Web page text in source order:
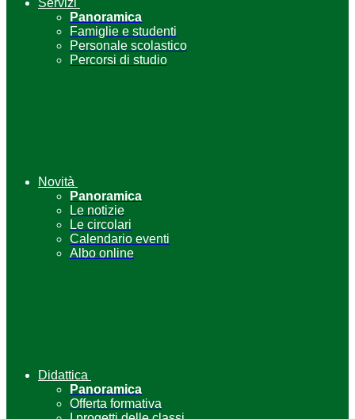
Servizi
Panoramica
Famiglie e studenti
Personale scolastico
Percorsi di studio
Novità
Panoramica
Le notizie
Le circolari
Calendario eventi
Albo online
Didattica
Panoramica
Offerta formativa